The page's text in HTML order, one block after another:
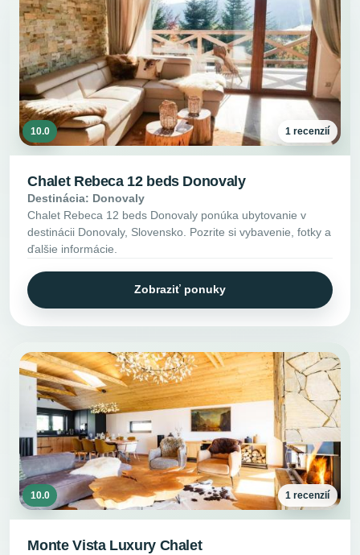
10.0 1 recenzií
Chalet Rebeca 12 beds Donovaly
Destinácia: Donovaly
Chalet Rebeca 12 beds Donovaly ponúka ubytovanie v
destinácii Donovaly, Slovensko. Pozrite si vybavenie, fotky a
ďalšie informácie.
Zobraziť ponuky
10.0 1 recenzií
Monte Vista Luxury Chalet